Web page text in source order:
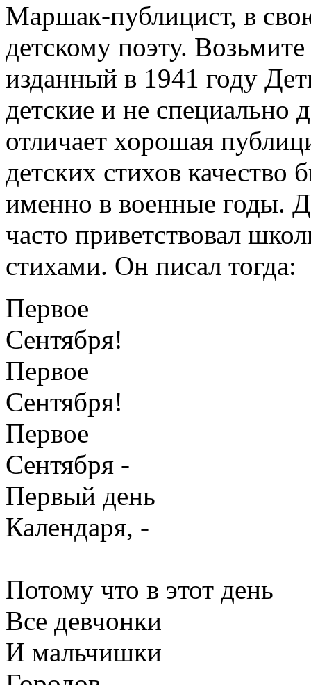
Маршак-публицист, в
детскому поэту.
изданный в 1941 году
детские и не специально
отличает хорошая
детских стихов
именно в военные годы.
часто приветствовал
стихами. Он писал тогда:
Первое
Сентября!
Первое
Сентября!
Первое
Сентября -
Первый день
Календаря, -
Потому что в этот день
Все девчонки
И мальчишки